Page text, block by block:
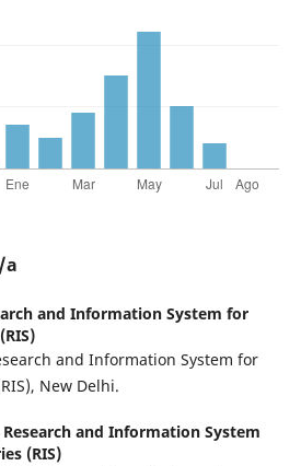
a
and Information System for
and Information System for
New Delhi.
Research and Information System
(RIS)